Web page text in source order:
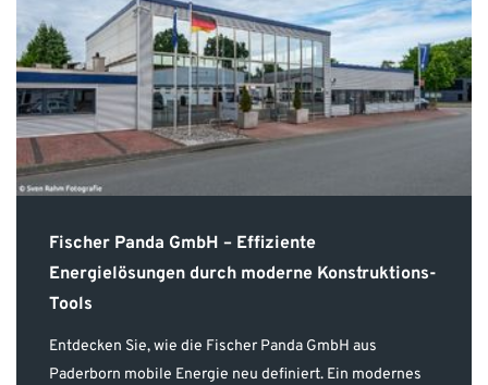
Fischer Panda GmbH – Effiziente
Energielösungen durch moderne Konstruktions-
Tools
Entdecken Sie, wie die Fischer Panda GmbH aus
Paderborn mobile Energie neu definiert. Ein modernes